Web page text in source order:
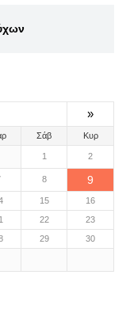
»
Σάβ Κυρ
1 2
8 9
15
16
22
23
29 30